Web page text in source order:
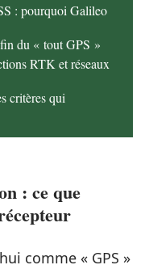
: pourquoi Galileo
du « tout GPS »
RTK et réseaux
critères qui
: ce que
comme « GPS »